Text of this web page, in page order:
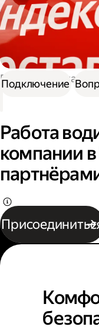
Работа в Доставке
Работа
компании
Подключение